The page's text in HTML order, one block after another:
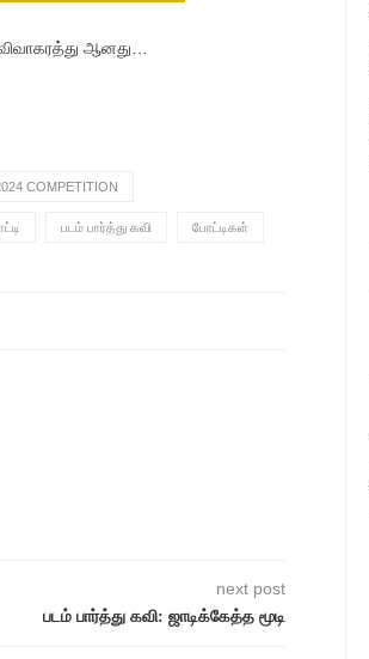
ஆனது…
COMPETITION
படம் பார்த்து கவி போட்டிகள்
next post
படம் பார்த்து கவி: ஜாடிக்கேத்த மூடி